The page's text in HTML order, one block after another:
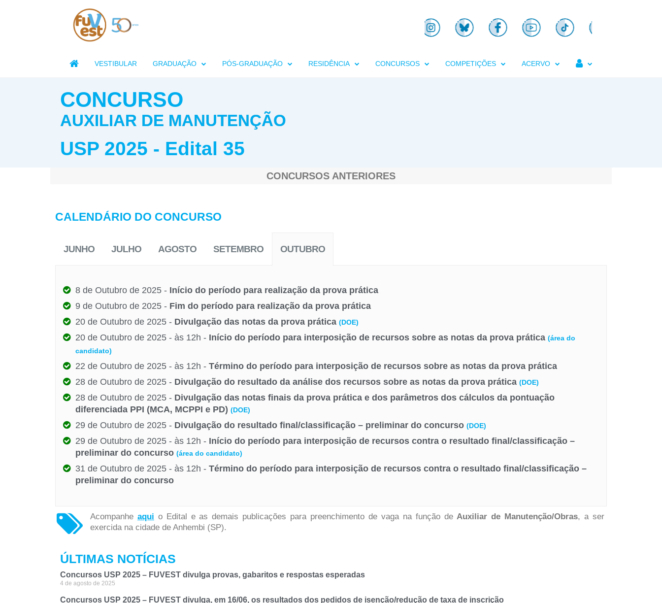
 VESTIBULAR GRADUAÇÃO PÓS-GRADUAÇÃO RESIDÊNCIA CONCURSOS COMPETIÇÕES ACERVO 
CONCURSO
AUXILIAR DE MANUTENÇÃO
USP 2025 - Edital 35
CONCURSOS ANTERIORES
CALENDÁRIO DO CONCURSO
JUNHO JULHO AGOSTO SETEMBRO OUTUBRO
8 de Outubro de 2025 - Início do período para realização da prova prática
9 de Outubro de 2025 - Fim do período para realização da prova prática
20 de Outubro de 2025 - Divulgação das notas da prova prática (DOE)
20 de Outubro de 2025 - às 12h - Início do período para interposição de recursos sobre as notas da prova prática (área do
candidato)
22 de Outubro de 2025 - às 12h - Término do período para interposição de recursos sobre as notas da prova prática
28 de Outubro de 2025 - Divulgação do resultado da análise dos recursos sobre as notas da prova prática (DOE)
28 de Outubro de 2025 - Divulgação das notas finais da prova prática e dos parâmetros dos cálculos da pontuação
diferenciada PPI (MCA, MCPPI e PD) (DOE)
29 de Outubro de 2025 - Divulgação do resultado final/classificação – preliminar do concurso (DOE)
29 de Outubro de 2025 - às 12h - Início do período para interposição de recursos contra o resultado final/classificação –
preliminar do concurso (área do candidato)
31 de Outubro de 2025 - às 12h - Término do período para interposição de recursos contra o resultado final/classificação –
preliminar do concurso
Acompanhe aqui o Edital e as demais publicações para preenchimento de vaga na função deAuxiliar de Manutenção/Obras, a ser
exercida na cidade de Anhembi (SP).
ÚLTIMAS NOTÍCIAS
Concursos USP 2025 – FUVEST divulga provas, gabaritos e respostas esperadas
4 de agosto de 2025
Concursos USP 2025 – FUVEST divulga, em 16/06, os resultados dos pedidos de isenção/redução de taxa de inscrição